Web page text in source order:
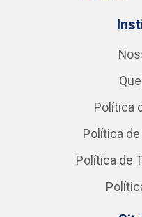
Política
Política
Política de